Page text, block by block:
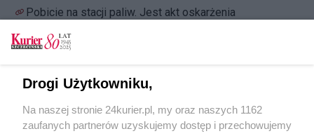
Pobicie na stacji paliw. Jest akt oskarżenia
Kopali w głowę leżącego na peronie stacji
Szczecin Główny
Poszukiwany Polak zatrzymany na włoskim
lotnisku. Wybierał się na audiencję papieża
Znaleźli przestępcę i kradzione
Drogi Użytkowniku,
Na naszej stronie 24kurier.pl, my oraz naszych 1162
zaufanych partnerów uzyskujemy dostęp i przechowujemy